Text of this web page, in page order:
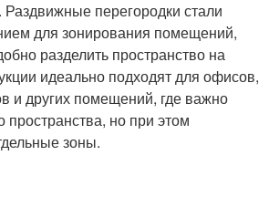
перегородки стали
для зонирования помещений,
разделить пространство на
идеально подходят для офисов,
и других помещений, где важно
пространства, но при этом
зоны.